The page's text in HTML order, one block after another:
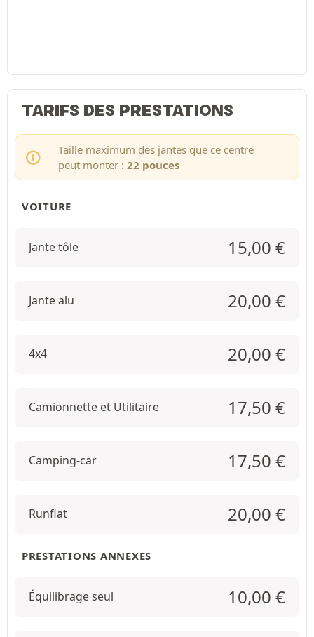
TARIFS DES PRESTATIONS
Taille maximum des jantes que ce centre
peut monter : 22 pouces
VOITURE
Jante tôle 15,00 €
Jante alu 20,00 €
4x4 20,00 €
Camionnette et Utilitaire 17,50 €
Camping-car 17,50 €
Runflat 20,00 €
PRESTATIONS ANNEXES
Équilibrage seul 10,00 €